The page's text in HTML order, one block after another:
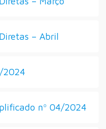
– Abril
2024
nº 04/2024